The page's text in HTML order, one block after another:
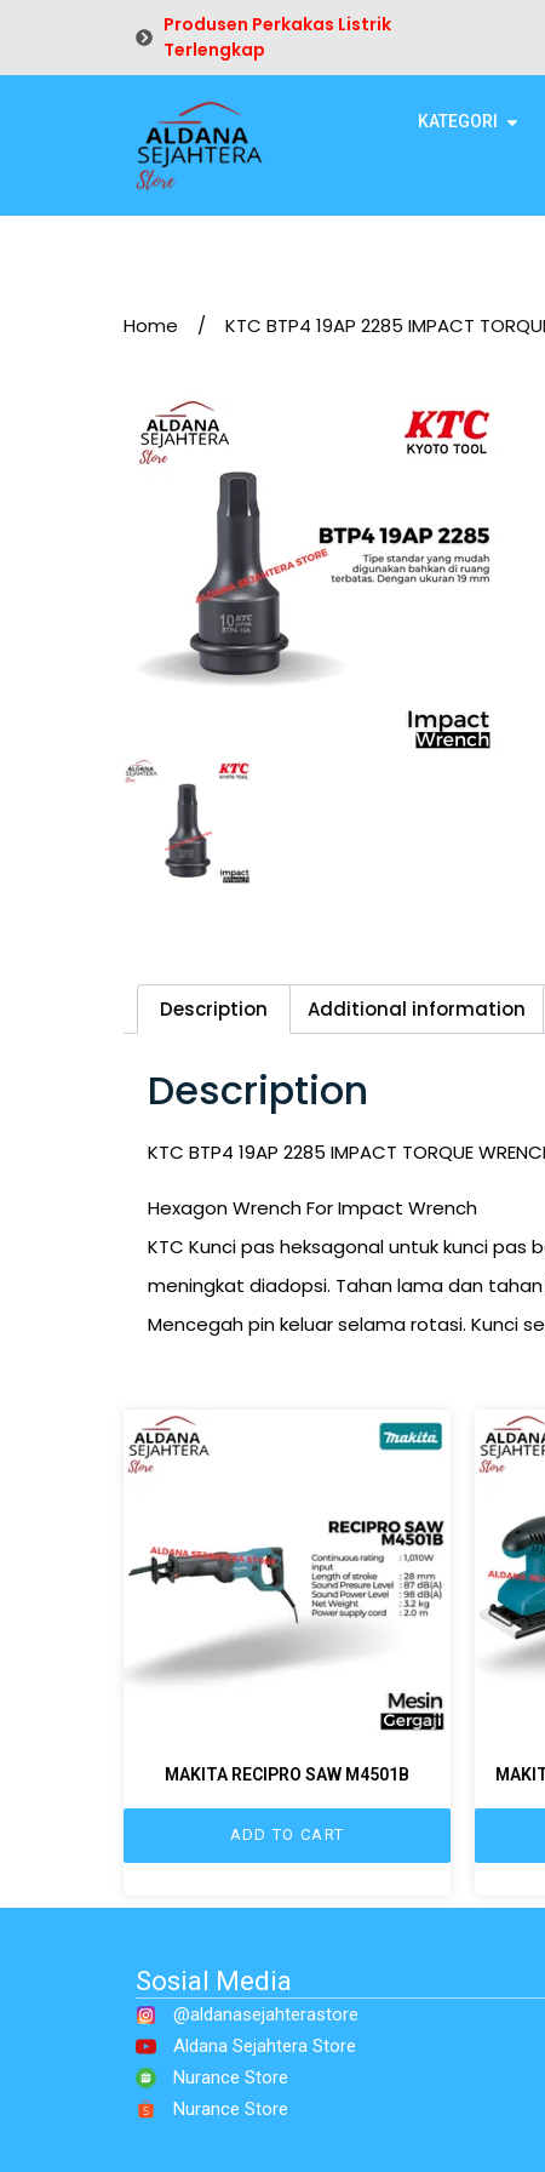
Produsen Perkakas Listrik
Terlengkap
KATEGORI
Home / KTC BTP4 19AP 2285 IMPACT
Description Additional information
Description
KTC BTP4 19AP 2285 IMPACT TORQUE
Hexagon Wrench For Impact Wrench
KTC Kunci pas heksagonal untuk kunci
meningkat diadopsi. Tahan lama dan
Mencegah pin keluar selama rotasi. Kunci
MAKITA RECIPRO SAW M4501B
ADD TO CART
Sosial Media
@aldanasejahterastore
Aldana Sejahtera Store
Nurance Store
Nurance Store